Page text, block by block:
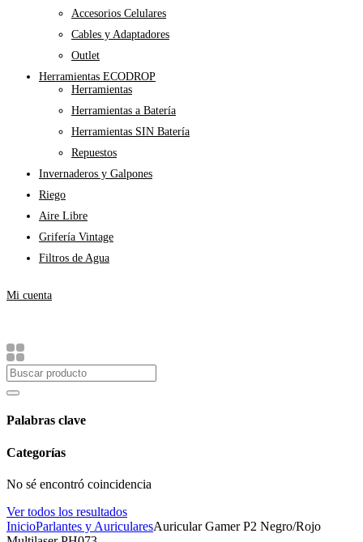
Accesorios Celulares
Cables y Adaptadores
Outlet
Herramientas ECODROP
Herramientas
Herramientas a Batería
Herramientas SIN Batería
Repuestos
Invernaderos y Galpones
Riego
Aire Libre
Grifería Vintage
Filtros de Agua
Mi cuenta
Palabras clave
Categorías
No sé encontró coincidencia
Ver todos los resultados
InicioParlantes y AuricularesAuricular Gamer P2 Negro/Rojo